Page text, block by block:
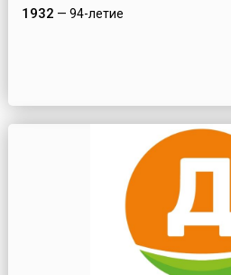
1932 — 94-летие